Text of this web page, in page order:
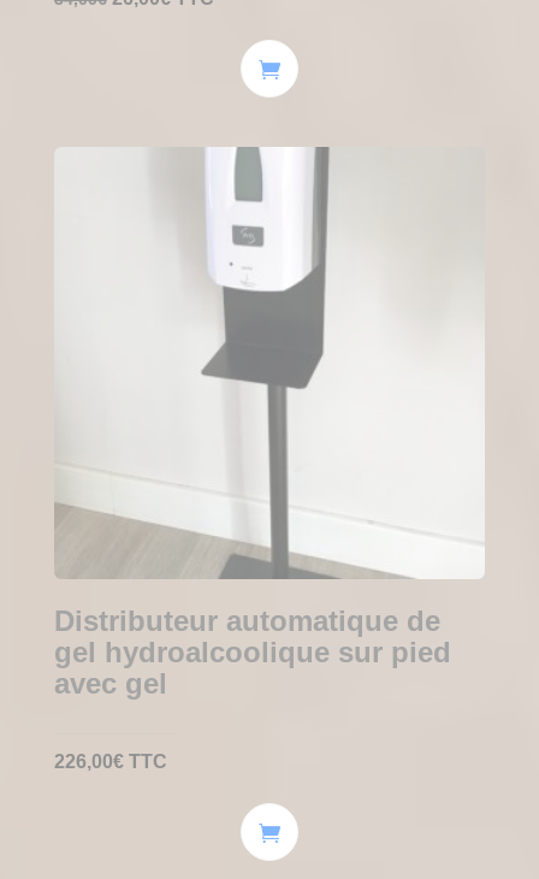
Distributeur automatique de
gel hydroalcoolique sur pied
avec gel
226,00€ TTC